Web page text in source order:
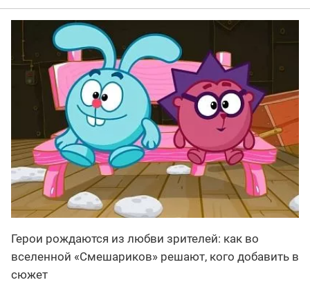
Герои рождаются из любви зрителей: как во
вселенной «Смешариков» решают, кого добавить в
сюжет